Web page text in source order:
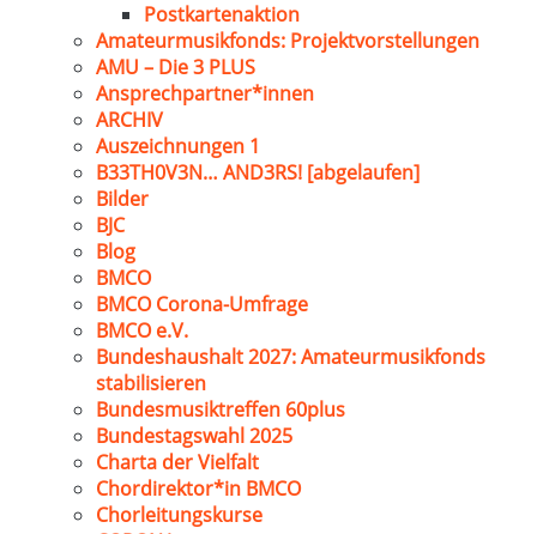
Postkartenaktion
Amateurmusikfonds: Projektvorstellungen
AMU – Die 3 PLUS
Ansprechpartner*innen
ARCHIV
Auszeichnungen 1
B33TH0V3N… AND3RS! [abgelaufen]
Bilder
BJC
Blog
BMCO
BMCO Corona-Umfrage
BMCO e.V.
Bundeshaushalt 2027: Amateurmusikfonds
stabilisieren
Bundesmusiktreffen 60plus
Bundestagswahl 2025
Charta der Vielfalt
Chordirektor*in BMCO
Chorleitungskurse